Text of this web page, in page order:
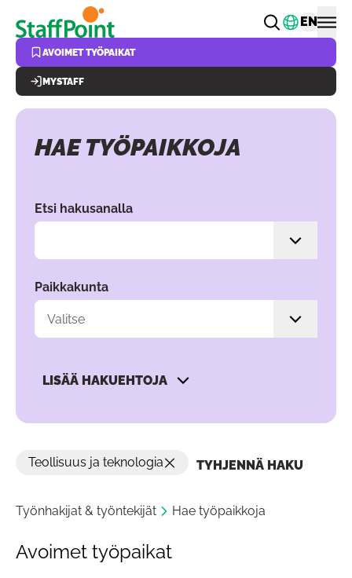
Hyppää pääsisältöön Vaihda
EN
AVOIMET TYÖPAIKAT
MYSTAFF
Hae valitsemalla hakuehtoja filttereiden avulla.
HAE TYÖPAIKKOJA
Etsi hakusanalla
Paikkakunta
LISÄÄ HAKUEHTOJA
Teollisuus ja teknologia TYHJENNÄ HAKU
Työnhakijat & työntekijät Hae työpaikkoja
Avoimet työpaikat